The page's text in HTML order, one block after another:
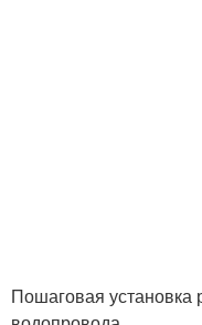
Пошаговая установка